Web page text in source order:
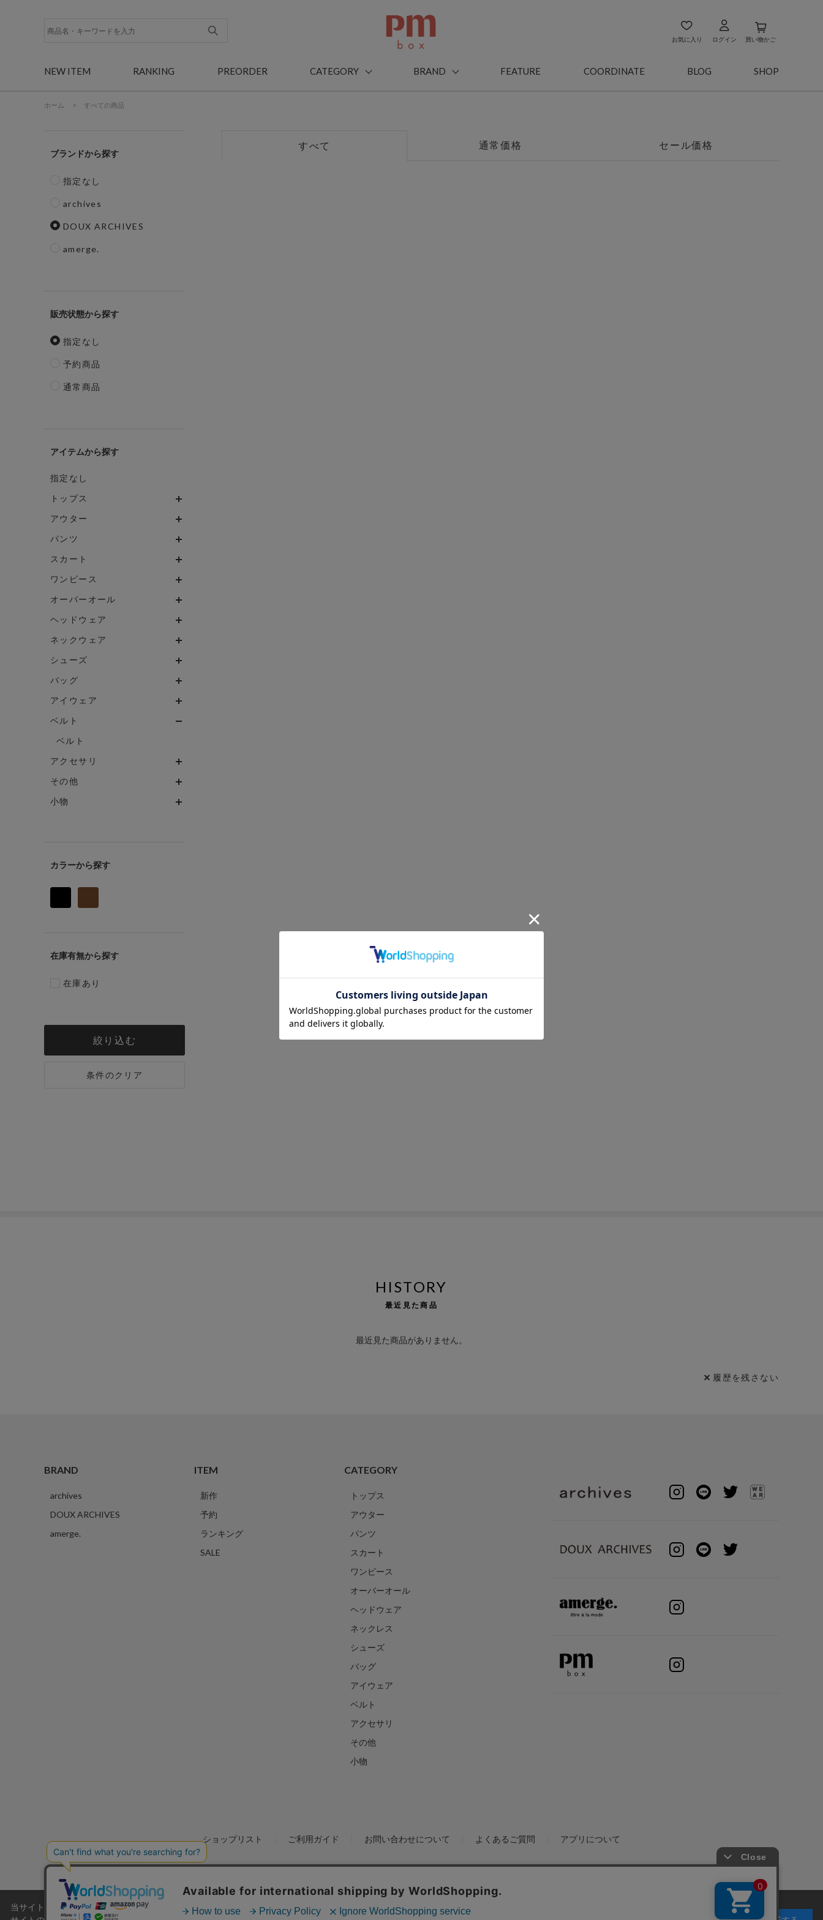
お気に入り ログイン 買い物かご
NEW ITEM RANKING PREORDER CATEGORY BRAND FEATURE COORDINATE BLOG SHOP
ホーム > すべての商品
ブランド
指定なし
archives
DOUX ARCHIVES
amerge.
販売状態
指定なし
予約商品
通常商品
アイテム
指定なし
トップス
アウター
パンツ
スカート
ワンピース
オーバーオール
ヘッドウェア
ネックウェア
シューズ
バッグ
アイウェア
ベルト
ベルト
アクセサリ
その他
小物
カラー
在庫有無
在庫あり
絞り込む
条件のクリア
すべて 通常価格 セール価格
HISTORY
最近見た商品
最近見た商品がありません。
履歴を残さない
BRAND
archives
DOUX ARCHIVES
amerge.
ITEM
新作
予約
ランキング
SALE
CATEGORY
トップス
アウター
パンツ
スカート
ワンピース
オーバーオール
ヘッドウェア
ネックレス
シューズ
バッグ
アイウェア
ベルト
アクセサリ
その他
小物
ショップリスト ご利用ガイド お問い合わせについて よくあるご質問 アプリについて
当サイトでは利用体験の向上およびコンテンツの最適な提供、トラフィックの分析を目的としてCookieを使用しています。